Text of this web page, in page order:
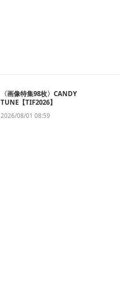
〈画像特集98枚〉CANDY
TUNE【TIF2026】
2026/08/01 08:59